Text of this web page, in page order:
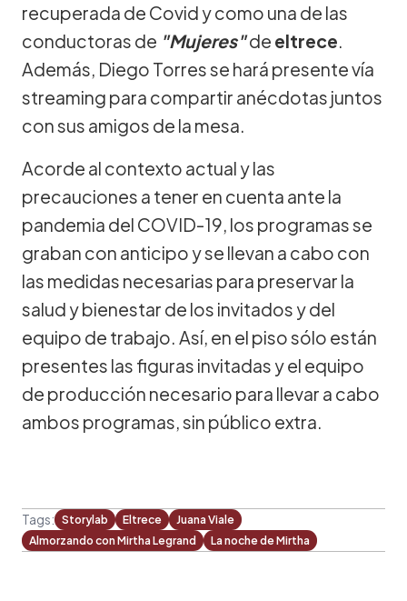
recuperada de Covid y como una de las
conductoras de "Mujeres"de eltrece.
Además, Diego Torres se hará presente vía
streaming para compartir anécdotas juntos
con sus amigos de la mesa.
Acorde al contexto actual y las
precauciones a tener en cuenta ante la
pandemia del COVID-19, los programas se
graban con anticipo y se llevan a cabo con
las medidas necesarias para preservar la
salud y bienestar de los invitados y del
equipo de trabajo. Así, en el piso sólo están
presentes las figuras invitadas y el equipo
de producción necesario para llevar a cabo
ambos programas, sin público extra.
Tags: Storylab Eltrece
Juana Viale
Almorzando con Mirtha Legrand
La noche de Mirtha